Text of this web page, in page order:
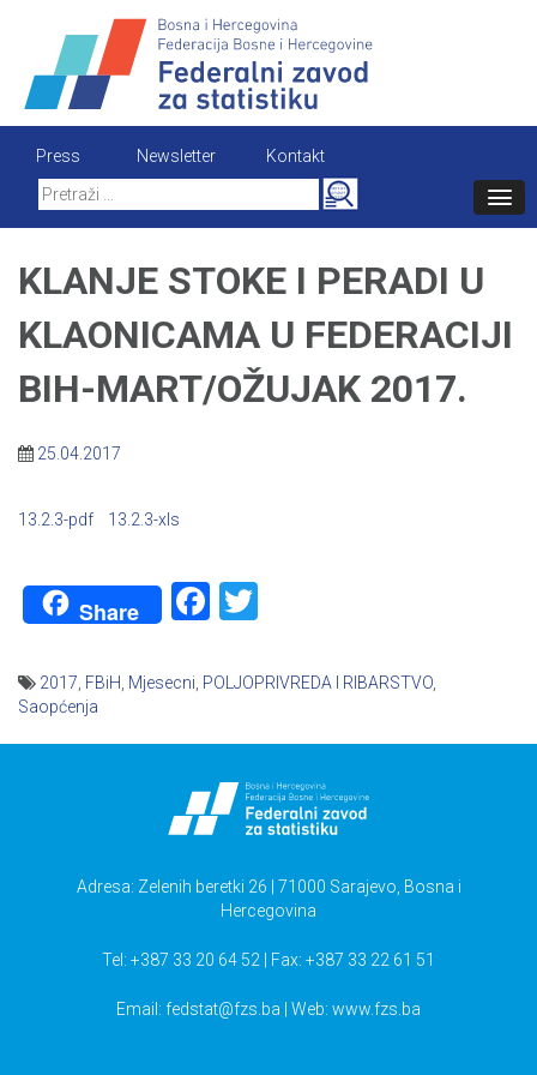
content
Press Newsletter
Kontakt
Search
for:
KLANJE STOKE I PERADI U
KLAONICAMA U FEDERACIJI
BIH-MART/OŽUJAK 2017.
25.04.2017
13.2.3-pdf 13.2.3-xls
Share Facebook
2017 FBiH Mjesecni POLJOPRIVREDA I RIBARSTVO
Saopćenja
Adresa: Zelenih beretki 26 | 71000 Sarajevo, Bosna i
Hercegovina
Tel: +387 33 20 64 52 | Fax: +387 33 22 61 51
Email: fedstat@fzs.ba | Web: www.fzs.ba